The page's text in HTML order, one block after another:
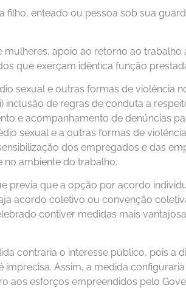
enteado ou pessoa sob sua
apoio ao retorno ao
que exerçam idêntica função
sexual e outras formas de violência
inclusão de regras de conduta a
e acompanhamento de denúncias
sexual e a outras formas de
dos empregados e das
no ambiente do trabalho.
previa que a opção por acordo
acordo coletivo ou convenção
contiver medidas mais
contraria o interesse público, pois a
imprecisa. Assim, a medida
aos esforços empreendidos pelo